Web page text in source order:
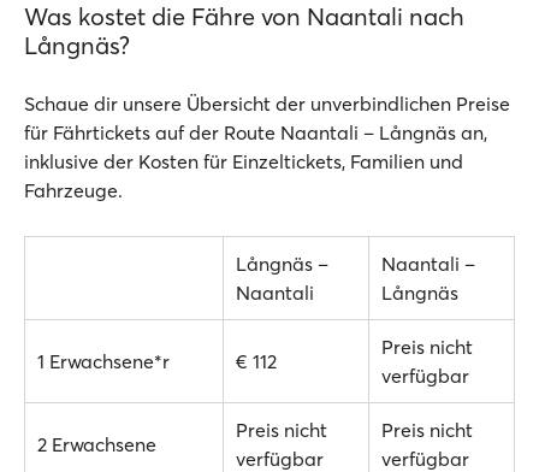
Was kostet die Fähre von Naantali nach
Långnäs?
Schaue dir unsere Übersicht der unverbindlichen Preise
für Fährtickets auf der Route Naantali – Långnäs an,
inklusive der Kosten für Einzeltickets, Familien und
Fahrzeuge.
Långnäs –
Naantali
Naantali –
Långnäs
1 Erwachsene*r € 112
Preis nicht
verfügbar
2 Erwachsene
Preis nicht
verfügbar
Preis nicht
verfügbar